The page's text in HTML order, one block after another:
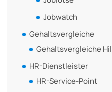
Jobwatch
Gehaltsvergleiche
Gehaltsvergleiche
HR-Dienstleister
HR-Service-Point